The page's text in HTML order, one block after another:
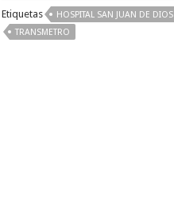
Etiquetas HOSPITAL SAN JUAN DE DIOS
TRANSMETRO